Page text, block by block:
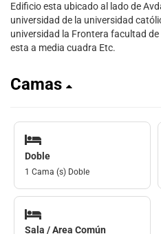
Edificio esta ubicado al lado de
universidad de la universidad
universidad la Frontera facultad
esta a media cuadra Etc.
Camas
Doble
1 Cama (s) Doble
Sala / Area Común